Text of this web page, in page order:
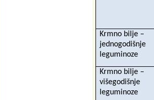
Krmno bilje –
jednogodišnje
leguminoze
Krmno bilje –
višegodišnje
leguminoze